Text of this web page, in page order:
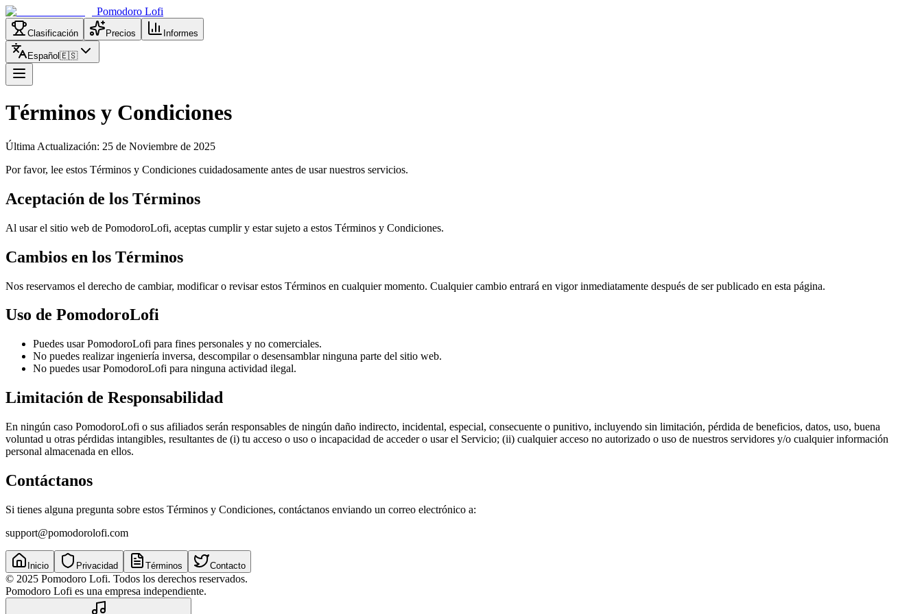
Pomodoro Lofi
Clasificación Precios Informes
Español 🇪🇸
Términos y Condiciones
Última Actualización: 25 de Noviembre de 2025
Por favor, lee estos Términos y Condiciones cuidadosamente antes de usar nuestros servicios.
Aceptación de los Términos
Al usar el sitio web de PomodoroLofi, aceptas cumplir y estar sujeto a estos Términos y Condiciones.
Cambios en los Términos
Nos reservamos el derecho de cambiar, modificar o revisar estos Términos en cualquier momento. Cualquier cambio entrará en vigor inmediatamente después de ser publicado en esta página.
Uso de PomodoroLofi
Puedes usar PomodoroLofi para fines personales y no comerciales.
No puedes realizar ingeniería inversa, descompilar o desensamblar ninguna parte del sitio web.
No puedes usar PomodoroLofi para ninguna actividad ilegal.
Limitación de Responsabilidad
En ningún caso PomodoroLofi o sus afiliados serán responsables de ningún daño indirecto, incidental, especial, consecuente o punitivo, incluyendo sin limitación, pérdida de beneficios, datos, uso, buena
voluntad u otras pérdidas intangibles, resultantes de (i) tu acceso o uso o incapacidad de acceder o usar el Servicio; (ii) cualquier acceso no autorizado o uso de nuestros servidores y/o cualquier información
personal almacenada en ellos.
Contáctanos
Si tienes alguna pregunta sobre estos Términos y Condiciones, contáctanos enviando un correo electrónico a:
support@pomodorolofi.com
Inicio Privacidad Términos Contacto
© 2025 Pomodoro Lofi. Todos los derechos reservados.
Pomodoro Lofi es una empresa independiente.